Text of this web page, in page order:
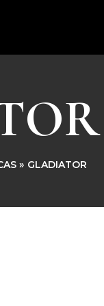
GLADIATOR